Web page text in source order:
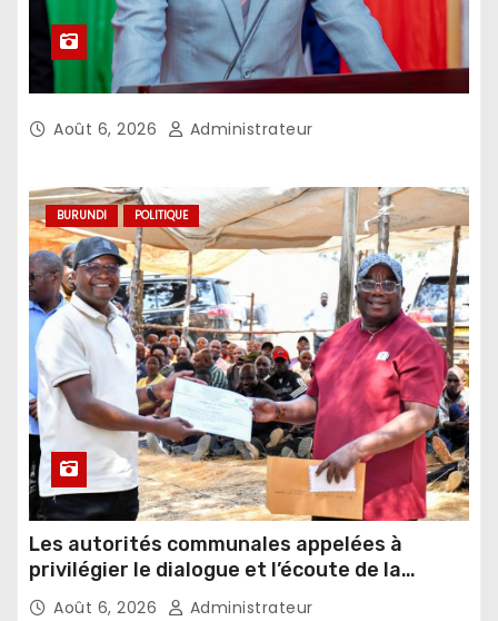
Août 6, 2026 Administrateur
BURUNDI POLITIQUE
Les autorités communales appelées à
privilégier le dialogue et l’écoute de la
population
Août 6, 2026 Administrateur